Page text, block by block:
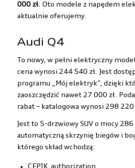
000 zł. Oto modele z napędem
aktualnie oferujemy.
Audi Q4
To nowy, w pełni elektryczny model
cena wynosi 244 540 zł. Jest
programu „Mój elektryk”, dzięki
zaoszczędzić nawet 27 000 zł.
rabat – katalogowa wynosi 298 220
Jest to 5-drzwiowy SUV o mocy
automatyczną skrzynię biegów i
którego skład wchodzą: